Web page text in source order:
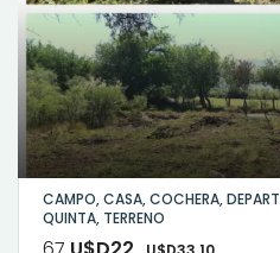
CAMPO, CASA, COCHERA,
QUINTA, TERRENO